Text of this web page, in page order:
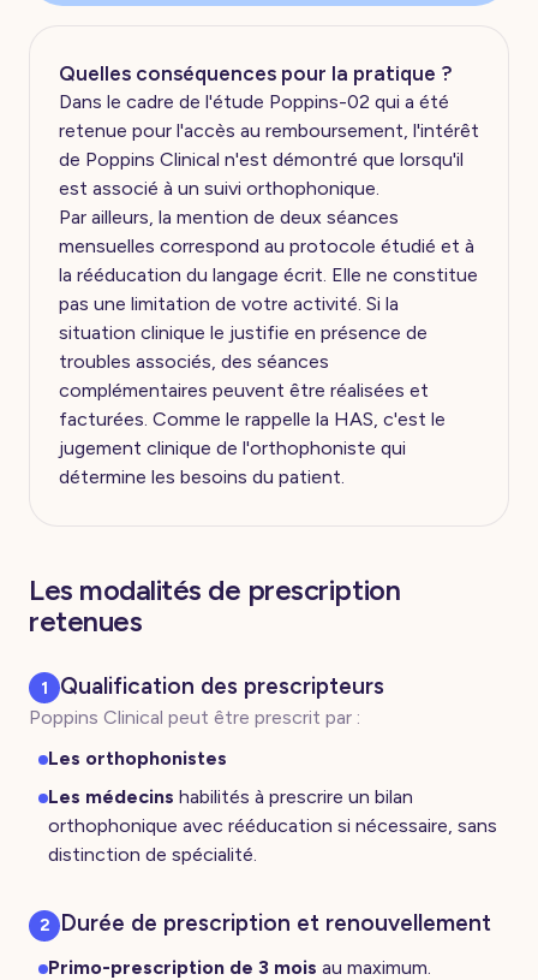
Quelles conséquences pour la pratique ?
Dans le cadre de l'étude Poppins-02 qui a été
retenue pour l'accès au remboursement, l'intérêt
de Poppins Clinical n'est démontré que lorsqu'il
est associé à un suivi orthophonique.
Par ailleurs, la mention de deux séances
mensuelles correspond au protocole étudié et à
la rééducation du langage écrit. Elle ne constitue
pas une limitation de votre activité. Si la
situation clinique le justifie en présence de
troubles associés, des séances
complémentaires peuvent être réalisées et
facturées. Comme le rappelle la HAS, c'est le
jugement clinique de l'orthophoniste qui
détermine les besoins du patient.
Les modalités de prescription
retenues
1 Qualification des prescripteurs
Poppins Clinical peut être prescrit par :
Les orthophonistes
Les médecins habilités à prescrire un bilan
orthophonique avec rééducation si nécessaire, sans
distinction de spécialité.
2 Durée de prescription et renouvellement
Primo-prescription de 3 mois au maximum.